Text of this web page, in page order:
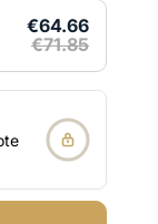
€64.66
€71.85